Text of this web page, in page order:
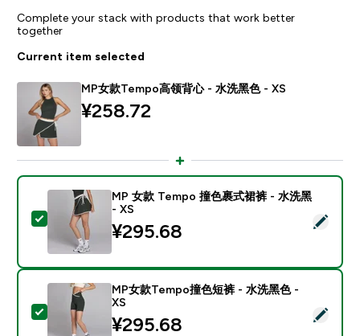
Complete your stack with products that work better
together
Current item selected
MP女款Tempo高领背心 - 水洗黑色 - XS
¥258.72‎
Select this product - MP 女款 Tempo 撞色裹式裙裤 -
MP 女款 Tempo 撞色裹式裙裤 - 水洗黑
- XS
¥295.68‎
Select this product - MP女款Tempo撞色短裤 - 水洗黑
MP女款Tempo撞色短裤 - 水洗黑色 -
XS
¥295.68‎